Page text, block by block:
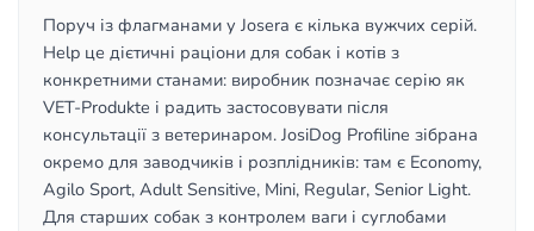
Поруч із флагманами у Josera є кілька вужчих серій.
Help це дієтичні раціони для собак і котів з
конкретними станами: виробник позначає серію як
VET-Produkte і радить застосовувати після
консультації з ветеринаром. JosiDog Profiline зібрана
окремо для заводчиків і розплідників: там є Economy,
Agilo Sport, Adult Sensitive, Mini, Regular, Senior Light.
Для старших собак з контролем ваги і суглобами